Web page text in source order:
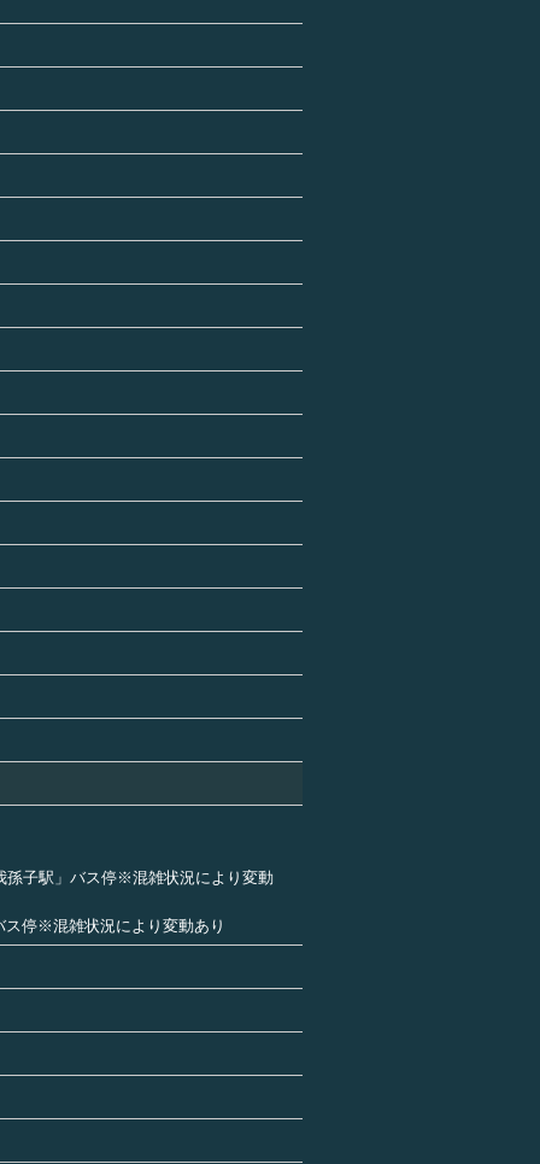
孫子駅」バス停※混雑状況により変動
ス停※混雑状況により変動あり